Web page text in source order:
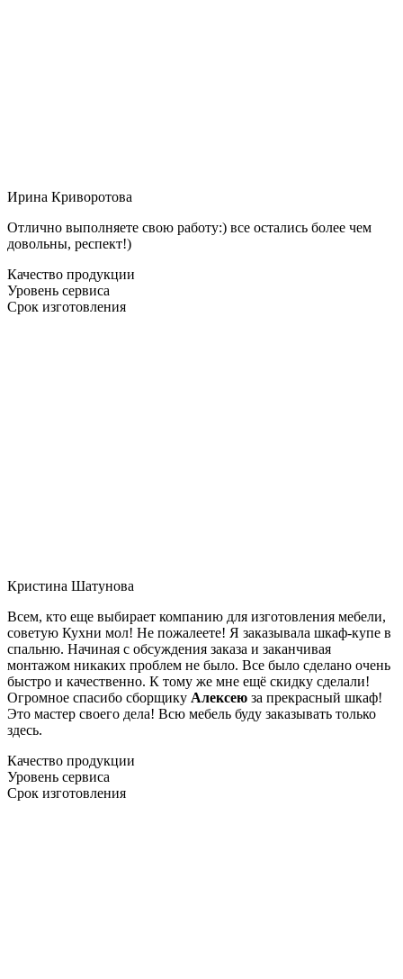
Ирина Криворотова
Отлично выполняете свою работу:) все остались более чем
довольны, респект!)
Качество продукции
Уровень сервиса
Срок изготовления
Кристина Шатунова
Всем, кто еще выбирает компанию для изготовления мебели,
советую Кухни мол! Не пожалеете! Я заказывала шкаф-купе в
спальню. Начиная с обсуждения заказа и заканчивая
монтажом никаких проблем не было. Все было сделано очень
быстро и качественно. К тому же мне ещё скидку сделали!
Огромное спасибо сборщику Алексею за прекрасный шкаф!
Это мастер своего дела! Всю мебель буду заказывать только
здесь.
Качество продукции
Уровень сервиса
Срок изготовления